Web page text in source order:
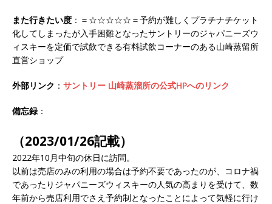
また行きたい度 ：＝☆☆☆☆☆＝予約が難しくプラチナチケット
化してしまったが入手困難となったサントリーのジャパニーズウ
ィスキーを定価で試飲できる有料試飲コーナーのある山崎蒸留所
直営ショップ
外部リンク ： サントリー 山崎蒸溜所の公式HPへのリンク
備忘録 ：
（2023/01/26記載）
2022年10月中旬の休日に訪問。
以前は売店のみの利用の場合は予約不要であったのが、コロナ禍
であったりジャパニーズウィスキーの人気の高まりを受けて、数
年前から売店利用でさえ予約制となったことによって気軽に行け